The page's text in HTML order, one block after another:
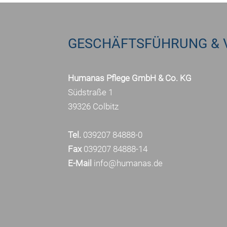
GESCHÄFTSFÜHRUNG &
Humanas Pflege GmbH & Co. KG
Südstraße 1
39326 Colbitz
Tel. 039207 84888-0
Fax039207 84888-14
E-Mail info@humanas.de